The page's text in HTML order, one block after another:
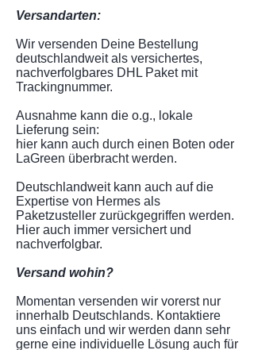
Versandarten:
Wir versenden Deine Bestellung
deutschlandweit als versichertes,
nachverfolgbares DHL Paket mit
Trackingnummer.
Ausnahme kann die o.g., lokale
Lieferung sein:
hier kann auch durch einen Boten oder
LaGreen überbracht werden.
Deutschlandweit kann auch auf die
Expertise von Hermes als
Paketzusteller zurückgegriffen werden.
Hier auch immer versichert und
nachverfolgbar.
Versand wohin?
Momentan versenden wir vorerst nur
innerhalb Deutschlands. Kontaktiere
uns einfach und wir werden dann sehr
gerne eine individuelle Lösung auch für